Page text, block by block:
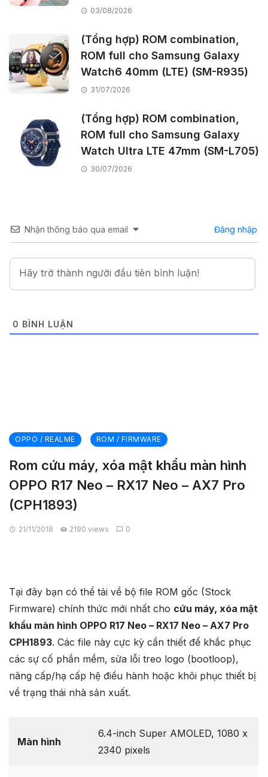
03/08/2026
(Tổng hợp) ROM combination,
ROM full cho Samsung Galaxy
Watch6 40mm (LTE) (SM-R935)
31/07/2026
(Tổng hợp) ROM combination,
ROM full cho Samsung Galaxy
Watch Ultra LTE 47mm (SM-L705)
30/07/2026
Nhận thông báo qua email Đăng nhập
0 BÌNH LUẬN
OPPO / REALME ROM / FIRMWARE
Rom cứu máy, xóa mật khẩu màn hình
OPPO R17 Neo – RX17 Neo – AX7 Pro
(CPH1893)
21/11/2018 2190 views 0
Tại đây bạn có thể tải về bộ file ROM gốc (Stock
Firmware) chính thức mới nhất cho